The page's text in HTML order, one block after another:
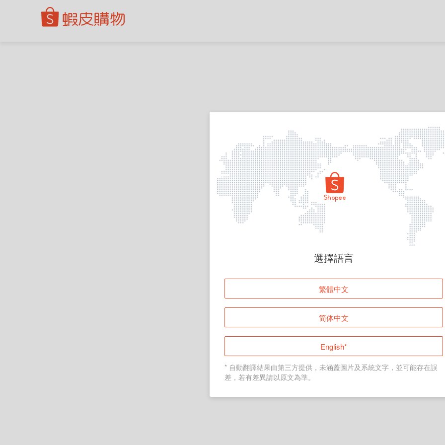
頁面無法顯示
登入
返回首頁
選擇語言
繁體中文
简体中文
English*
* 自動翻譯結果由第三方提供，未涵蓋圖片及系統文字，並可能存在誤
差，若有差異請以原文為準。